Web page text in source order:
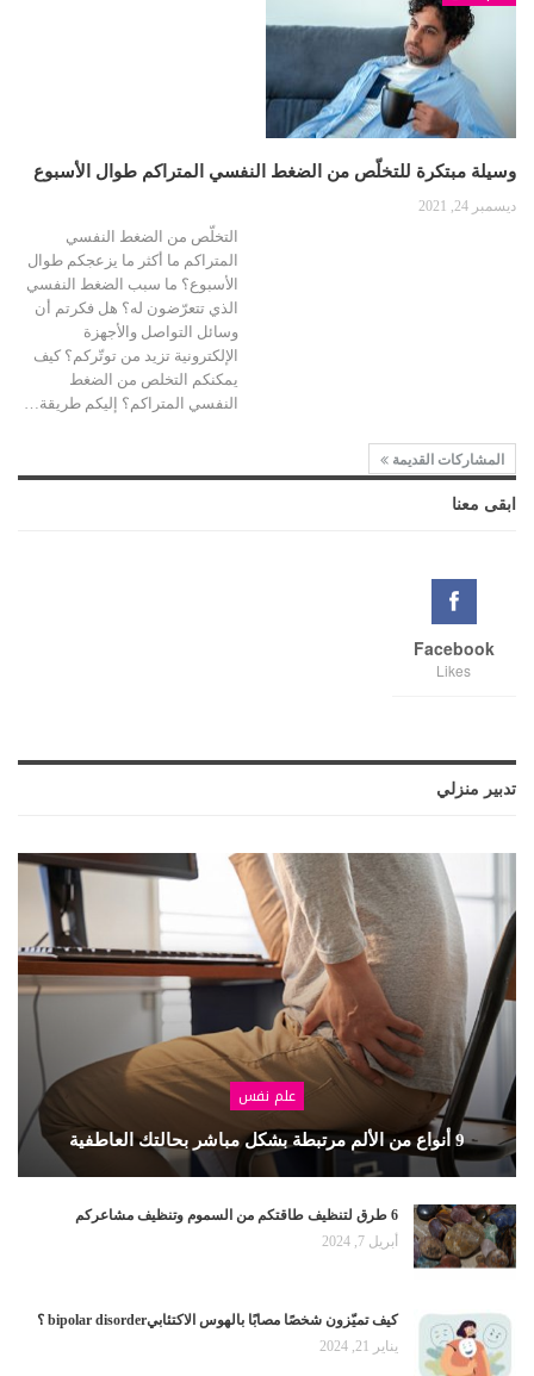
وسيلة مبتكرة للتخلّص من الضغط النفسي المتراكم طوال الأسبوع
ديسمبر 24, 2021
التخلّص من الضغط النفسي
المتراكم ما أكثر ما يزعجكم طوال
الأسبوع؟ ما سبب الضغط النفسي
الذي تتعرّضون له؟ هل فكرتم أن
وسائل التواصل والأجهزة
الإلكترونية تزيد من توتّركم؟ كيف
يمكنكم التخلص من الضغط
النفسي المتراكم؟ إليكم طريقة…
المشاركات القديمة
ابقى معنا
Facebook
Likes
تدبير منزلي
علم نفس
9 أنواع من الألم مرتبطة بشكل مباشر بحالتك العاطفية
6 طرق لتنظيف طاقتكم من السموم وتنظيف مشاعركم
أبريل 7, 2024
كيف تميّزون شخصًا مصابًا بالهوس الاكتئابيbipolar disorder ؟
يناير 21, 2024